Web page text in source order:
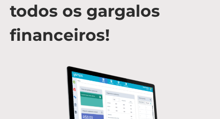
todos os gargalos
financeiros!